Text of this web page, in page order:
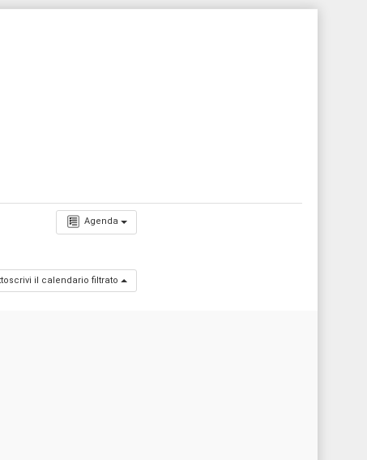
Agenda
il calendario filtrato